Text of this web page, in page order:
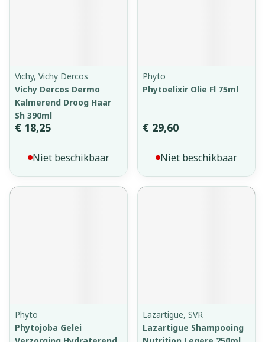
Vichy, Vichy Dercos
Vichy Dercos Dermo
Kalmerend Droog Haar
Sh 390ml
€ 18,25
Niet beschikbaar
Phyto
Phytoelixir Olie Fl 75ml
€ 29,60
Niet beschikbaar
Phyto
Phytojoba Gelei
Lazartigue, SVR
Lazartigue Shampooing